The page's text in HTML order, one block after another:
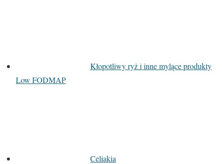
Kłopotliwy ryż i inne mylące produkty
Low FODMAP
Celiakia